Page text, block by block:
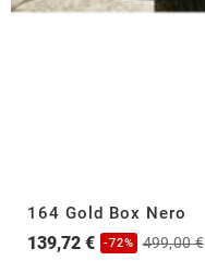
164 Gold Box Nero
139,72 € -72% 499,00 €